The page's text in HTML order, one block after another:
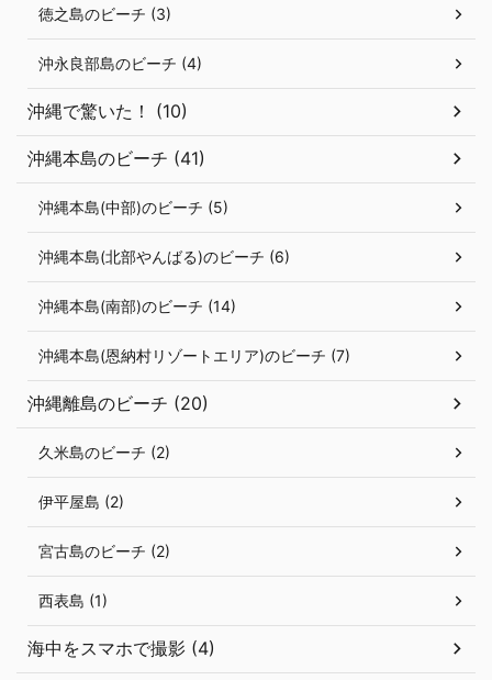
徳之島のビーチ (3)
沖永良部島のビーチ (4)
沖縄で驚いた！ (10)
沖縄本島のビーチ (41)
沖縄本島(中部)のビーチ (5)
沖縄本島(北部やんばる)のビーチ (6)
沖縄本島(南部)のビーチ (14)
沖縄本島(恩納村リゾートエリア)のビーチ (7)
沖縄離島のビーチ (20)
久米島のビーチ (2)
伊平屋島 (2)
宮古島のビーチ (2)
西表島 (1)
海中をスマホで撮影 (4)